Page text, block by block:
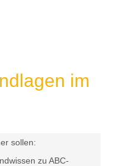
im
sollen:
zu ABC-